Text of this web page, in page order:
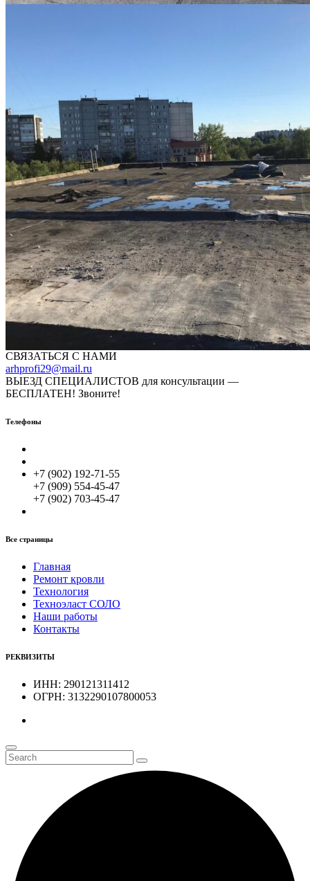
СВЯЗАТЬСЯ С НАМИ
arhprofi29@mail.ru
ВЫЕЗД СПЕЦИАЛИСТОВ для консультации —
БЕСПЛАТЕН! Звоните!
Телефоны
+7 (902) 192-71-55
+7 (909) 554-45-47
+7 (902) 703-45-47
Все страницы
Главная
Ремонт кровли
Технология
Техноэласт СОЛО
Наши работы
Контакты
РЕКВИЗИТЫ
ИНН: 290121311412
ОГРН: 3132290107800053